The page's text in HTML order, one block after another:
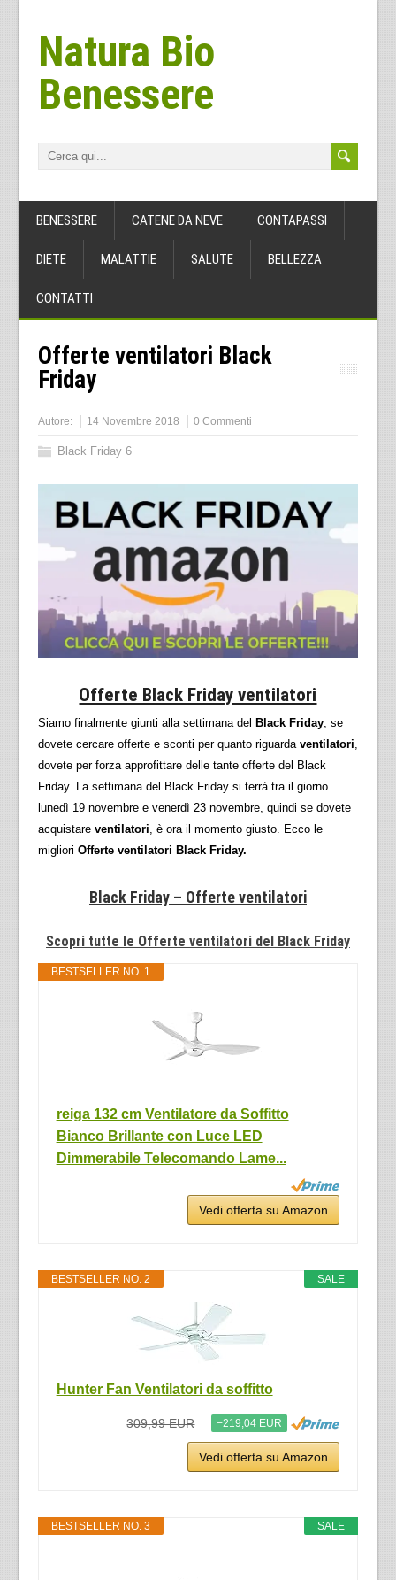
Natura Bio
Benessere
BENESSERE CATENE DA NEVE CONTAPASSI
DIETE MALATTIE SALUTE BELLEZZA
CONTATTI
Offerte ventilatori Black
Friday
Autore: 14 Novembre 2018 0 Commenti
Black Friday 6
Offerte Black Friday ventilatori
Siamo finalmente giunti alla settimana del Black Friday, se
dovete cercare offerte e sconti per quanto riguarda ventilatori
dovete per forza approfittare delle tante offerte del Black
Friday. La settimana del Black Friday si terrà tra il giorno
lunedì 19 novembre e venerdì 23 novembre, quindi se dovete
acquistare ventilatori , è ora il momento giusto. Ecco le
migliori Offerte ventilatori Black Friday.
Black Friday – Offerte ventilatori
Scopri tutte le Offerte ventilatori del Black Friday
BESTSELLER NO. 1
reiga 132 cm Ventilatore da Soffitto
Bianco Brillante con Luce LED
Dimmerabile Telecomando Lame...
Vedi offerta su Amazon
SALE
BESTSELLER NO. 2
Hunter Fan Ventilatori da soffitto
309,99 EUR −219,04 EUR
Vedi offerta su Amazon
SALE
BESTSELLER NO. 3